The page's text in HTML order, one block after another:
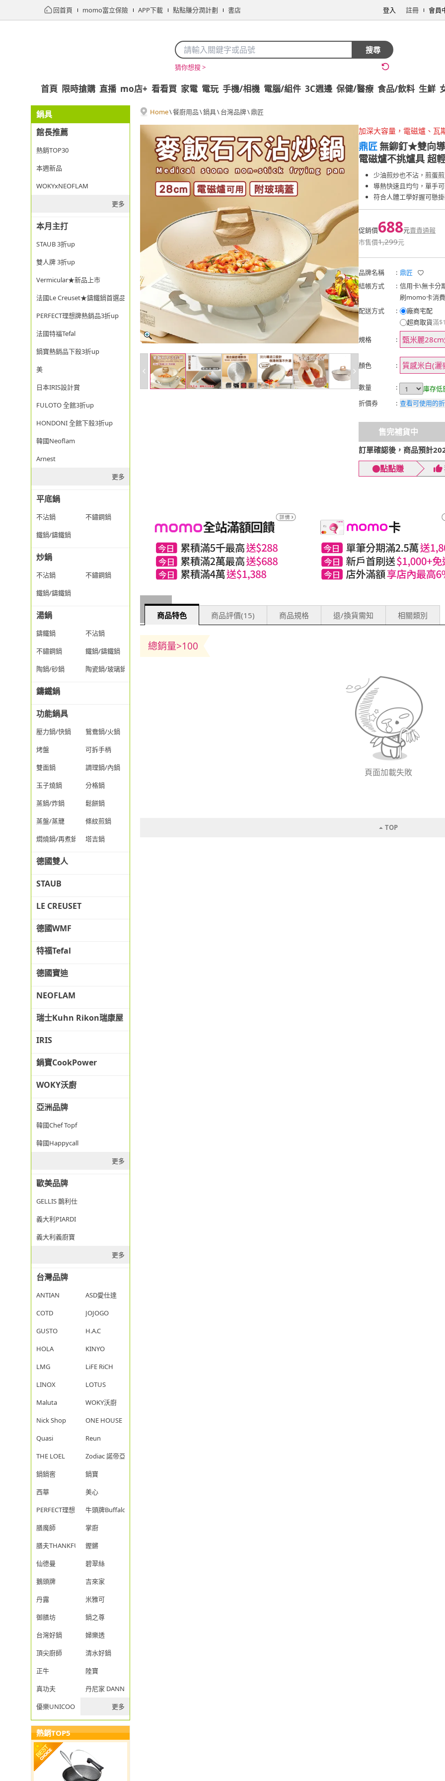
回首頁 momo富立保險 APP下載 點點賺分潤計劃 書店 登入 註冊 會員
搜尋
猜你想搜 >
首頁 限時搶購 直播 mo店+ 看看買 家電 電玩 手機/相機 電腦/組件 3C週邊 保健/醫療 食品/飲料 生鮮
鍋具
館長推薦
熱銷TOP30
本週新品
WOKYxNEOFLAM
更多
本月主打
STAUB 3折up
雙人牌 3折up
Vermicular★新品上市
法國Le Creuset★鑄鐵鍋首選品牌
PERFECT理想牌熱銷品3折up
法國特福Tefal
鍋寶熱銷品下殺3折up
美
日本IRIS設計賞
FULOTO 全館3折up
HONDONI 全館下殺3折up
韓國Neoflam
Arnest
更多
平底鍋
不沾鍋
不鏽鋼鍋
鐵鍋/鑄鐵鍋
炒鍋
不沾鍋
不鏽鋼鍋
鐵鍋/鑄鐵鍋
湯鍋
鑄鐵鍋
不沾鍋
不鏽鋼鍋
鐵鍋/鑄鐵鍋
陶鍋/砂鍋
陶瓷鍋/玻璃鍋/透明鍋
鑄鐵鍋
功能鍋具
壓力鍋/快鍋
鴛鴦鍋/火鍋
烤盤
可拆手柄
雙面鍋
調理鍋/內鍋
玉子燒鍋
分格鍋
蒸鍋/炸鍋
鬆餅鍋
蒸盤/蒸籠
條紋煎鍋
燜燒鍋/再煮鍋
塔吉鍋
德國雙人
STAUB
LE CREUSET
德國WMF
特福Tefal
德國寶迪
NEOFLAM
瑞士Kuhn Rikon瑞康屋
IRIS
鍋寶CookPower
WOKY沃廚
亞洲品牌
韓國Chef Topf
韓國Happycall
更多
歐美品牌
GELLIS 鵲利仕
義大利PIARDI
義大利義廚寶
更多
台灣品牌
ANTIAN
ASD愛仕達
COTD
JOJOGO
GUSTO
H.A.C
HOLA
KINYO
LMG
LiFE RiCH
LINOX
LOTUS
Maluta
WOKY沃廚
Nick Shop
ONE HOUSE
Quasi
Reun
THE LOEL
Zodiac 諾帝亞
鍋鍋窖
鍋寶
西華
美心
PERFECT理想
牛頭牌Buffalo
膳魔師
掌廚
膳夫THANKFUL
鏗鏘
仙德曼
碧翠絲
鵝頭牌
吉來家
丹露
米雅可
御膳坊
鍋之尊
台灣好鍋
婦樂透
頂尖廚師
清水好鍋
正牛
陸寶
真功夫
丹尼家 DANNY JIA
優樂UNICOOK
更多
熱銷TOP5
Home\餐廚用品\鍋具\台灣品牌\鼎匠
加深大容量，電磁爐、瓦
鼎匠無鉚釘★雙向
電磁爐不挑爐具 超
少油煎炒也不沾，煎蛋
導熱快速且均勻，單手
符合人體工學好握可懸
促銷價688元賣貴通報
市售價1,299元
品牌名稱 : 鼎匠
結帳方式
: 信用卡\無卡分
刷momo卡消
配送方式
:
廠商宅配
超商取貨滿
規格
: 甄米麗
顏色 : 質感米白(灑
數量 : 庫存低
折價券
: 查看可使用的
售完補貨中
訂單確認後，商品預計
點點賺
商品特色 商品評價(15) 商品規格 退/換貨需知 相關類別
總銷量>100
頁面加載失敗
TOP